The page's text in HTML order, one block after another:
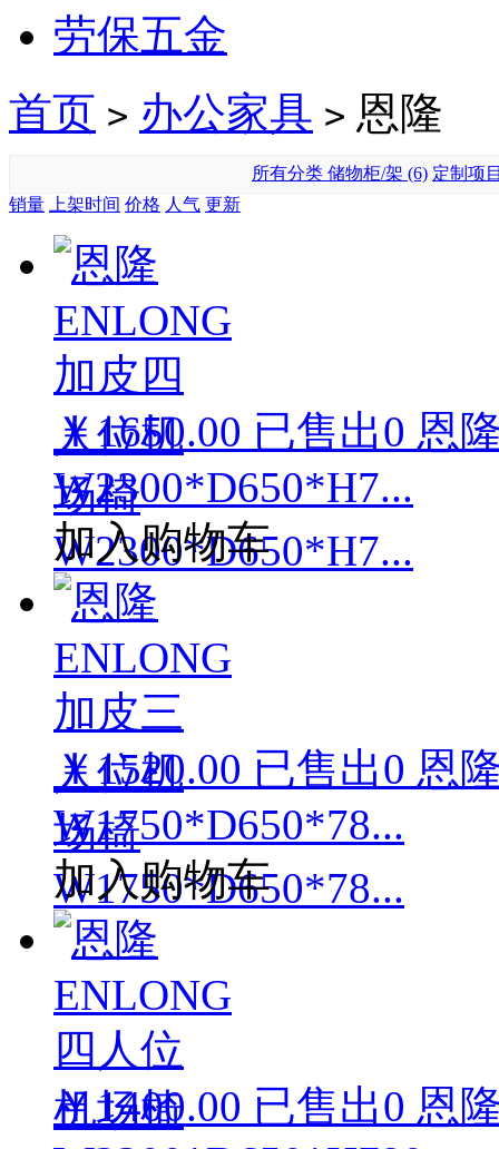
劳保五金
首页 > 办公家具 > 恩隆
所有分类 储物柜/架 (6) 定制项
销量
上架时间 价格 人气 更新
￥1650.00 已售出0 恩
W2300*D650*H7...
加入购物车
￥1520.00 已售出0 恩
W1750*D650*78...
加入购物车
￥1400.00 已售出0 恩